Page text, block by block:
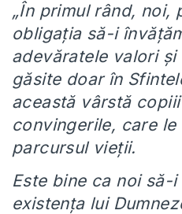
„În primul rând, noi,
obligația să-i
adevăratele valori
găsite doar în
această vârstă
convingerile, care
parcursul vieții.
Este bine ca noi să-
existența lui